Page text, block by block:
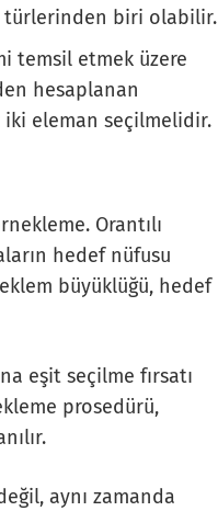
türlerinden biri olabilir.
temsil etmek üzere
hesaplanan
eleman seçilmelidir.
Orantılı
hedef nüfusu
büyüklüğü, hedef
eşit seçilme fırsatı
prosedürü,
aynı zamanda